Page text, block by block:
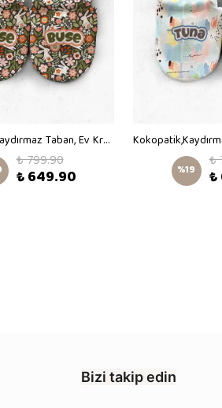
Kokopatik, Kaydırmaz Taban, Ev Kreş Patiği, Unisex Bebek Patiği, Pamuklu Yenidoğan Patik, Çiçekli Tavşan Desenli Patik
₺ 799.90
₺ 649.90 %19 ₺
Bizi takip edin